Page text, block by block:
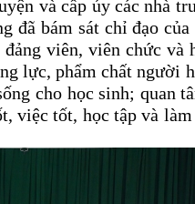
và cấp ủy các nhà
bám sát chỉ đạo của
viên, viên chức
lực, phẩm chất người
cho học sinh; quan
tốt, học tập và